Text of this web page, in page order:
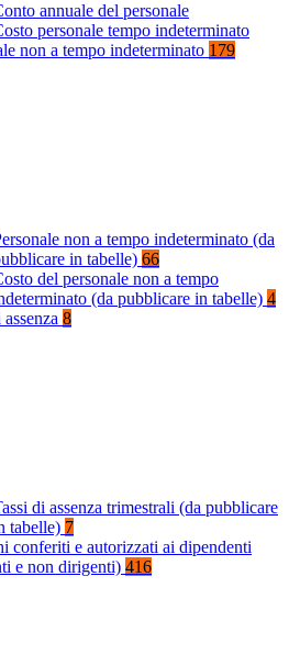
annuale del personale
personale tempo indeterminato
non a tempo indeterminato 179
non a tempo indeterminato (da
in tabelle) 66
del personale non a tempo
(da pubblicare in tabelle) 4
8
di assenza trimestrali (da pubblicare
tabelle) 7
conferiti e autorizzati ai dipendenti
e non dirigenti) 416